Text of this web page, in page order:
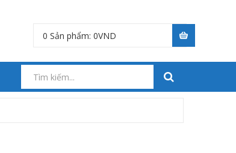
0 Sản phẩm: 0VND